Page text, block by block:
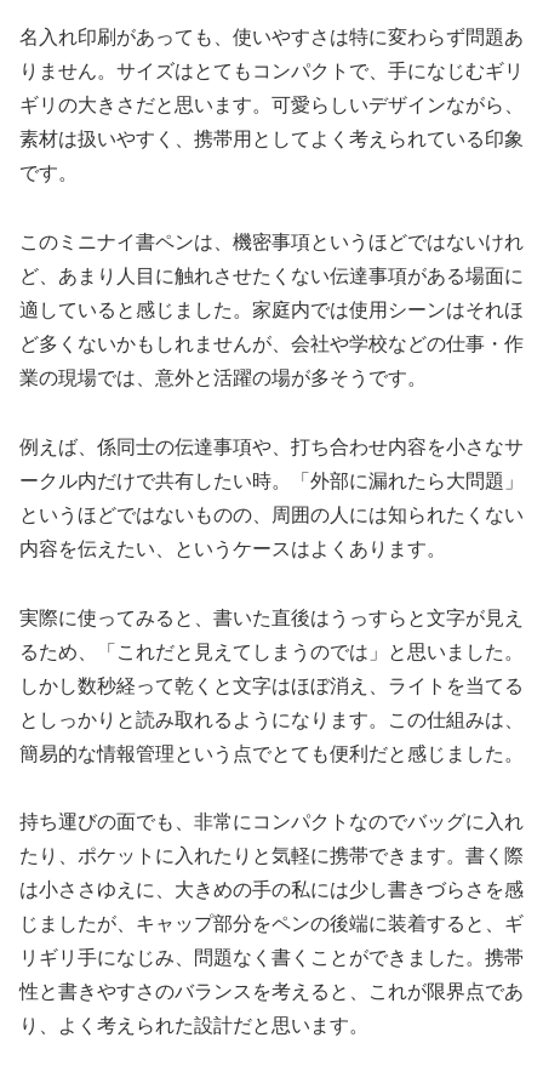
名入れ印刷があっても、使いやすさは特に変わらず問題あ
りません。サイズはとてもコンパクトで、手になじむギリ
ギリの大きさだと思います。可愛らしいデザインながら、
素材は扱いやすく、携帯用としてよく考えられている印象
です。
このミニナイ書ペンは、機密事項というほどではないけれ
ど、あまり人目に触れさせたくない伝達事項がある場面に
適していると感じました。家庭内では使用シーンはそれほ
ど多くないかもしれませんが、会社や学校などの仕事・作
業の現場では、意外と活躍の場が多そうです。
例えば、係同士の伝達事項や、打ち合わせ内容を小さなサ
ークル内だけで共有したい時。「外部に漏れたら大問題」
というほどではないものの、周囲の人には知られたくない
内容を伝えたい、というケースはよくあります。
実際に使ってみると、書いた直後はうっすらと文字が見え
るため、「これだと見えてしまうのでは」と思いました。
しかし数秒経って乾くと文字はほぼ消え、ライトを当てる
としっかりと読み取れるようになります。この仕組みは、
簡易的な情報管理という点でとても便利だと感じました。
持ち運びの面でも、非常にコンパクトなのでバッグに入れ
たり、ポケットに入れたりと気軽に携帯できます。書く際
は小ささゆえに、大きめの手の私には少し書きづらさを感
じましたが、キャップ部分をペンの後端に装着すると、ギ
リギリ手になじみ、問題なく書くことができました。携帯
性と書きやすさのバランスを考えると、これが限界点であ
り、よく考えられた設計だと思います。